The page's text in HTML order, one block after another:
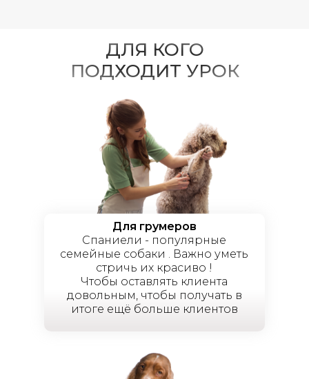
ДЛЯ КОГО
ПОДХОДИТ УРОК
Для грумеров
Спаниели - популярные
семейные собаки . Важно уметь
стричь их красиво !
Чтобы оставлять клиента
довольным, чтобы получать в
итоге ещё больше клиентов